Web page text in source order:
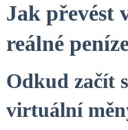
Jak převést
reálné
Odkud začít
virtuální